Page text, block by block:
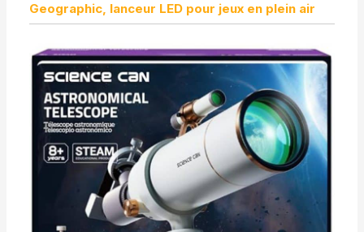
Geographic, lanceur LED pour jeux en plein air